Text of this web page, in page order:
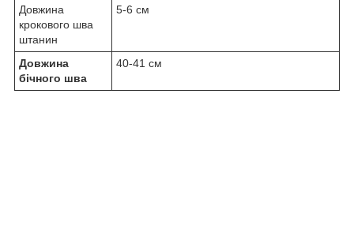
Довжина
крокового шва
штанин
5-6 см
Довжина
бічного шва
40-41 см